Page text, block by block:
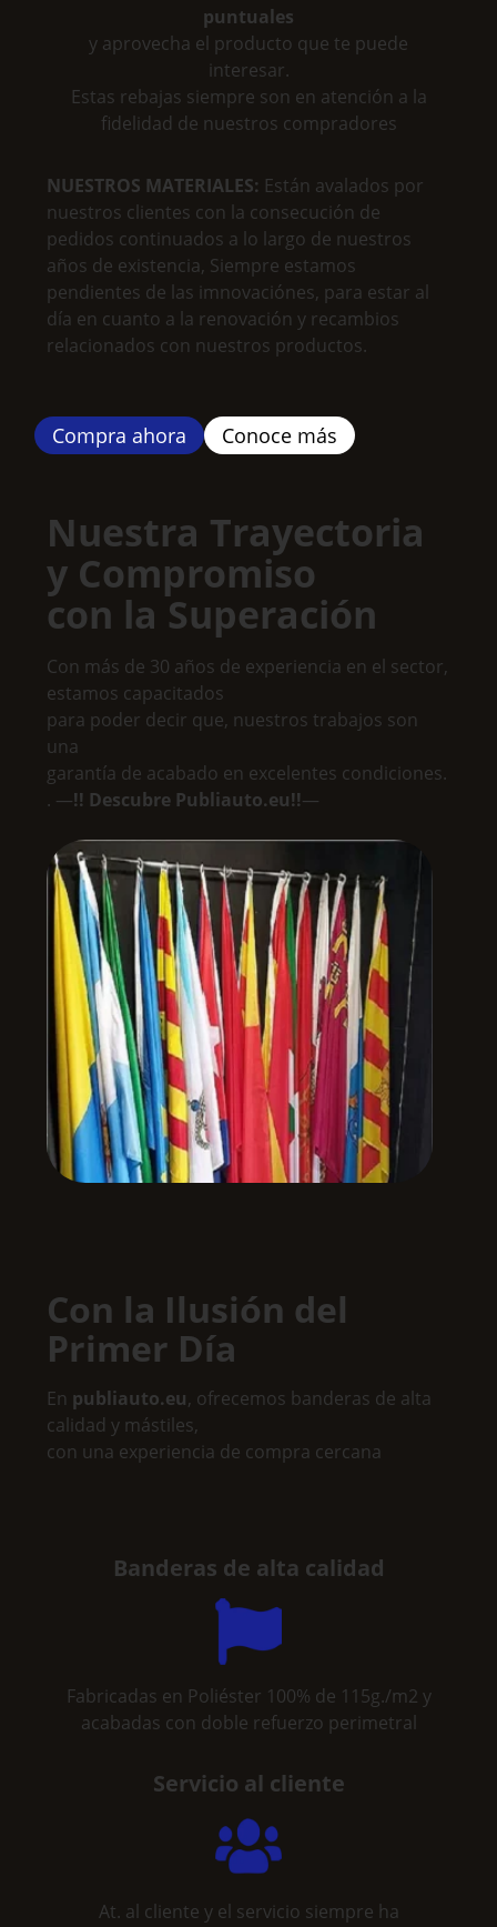
puntuales
y aprovecha el producto que te puede
interesar.
Estas rebajas siempre son en atención a la
fidelidad de nuestros compradores
NUESTROS MATERIALES: Están avalados por
nuestros clientes con la consecución de
pedidos continuados a lo largo de nuestros
años de existencia, Siempre estamos
pendientes de las imnovaciónes, para estar al
día en cuanto a la renovación y recambios
relacionados con nuestros productos.
Compra ahora Conoce más
Nuestra Trayectoria
y Compromiso
con la Superación
Con más de 30 años de experiencia en el sector,
estamos capacitados
para poder decir que, nuestros trabajos son
una
garantía de acabado en excelentes condiciones.
. —!! Descubre Publiauto.eu!!—
Con la Ilusión del
Primer Día
En publiauto.eu, ofrecemos banderas de alta
calidad y mástiles,
con una experiencia de compra cercana
Banderas de alta calidad
Fabricadas en Poliéster 100% de 115g./m2 y
acabadas con doble refuerzo perimetral
Servicio al cliente
At. al cliente y el servicio siempre ha